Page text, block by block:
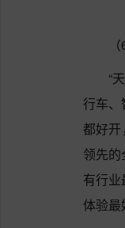
“
行车
都好开
领先
有行
体验最